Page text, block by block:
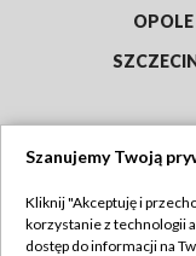
OPOLE
Szanujemy Twoją
Kliknij "Akceptuję i
korzystanie z technologii
dostęp do informacji na